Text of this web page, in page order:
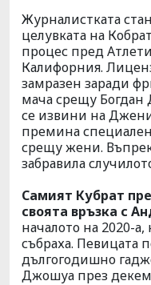
Журналистката
целувката на
процес пред
Калифорния.
замразен заради
мача срещу Богдан
се извини на
премина
срещу жени.
забравила
Самият Кубрат
своята връзка с
началото на 2020-а,
събраха. Певицата
дългогодишно
Джошуа през